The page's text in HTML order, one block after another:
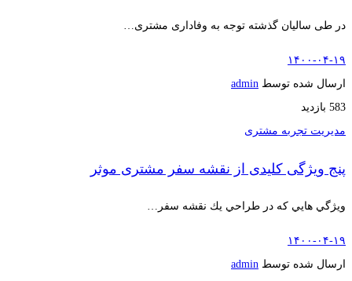
در طی سالیان گذشته توجه به وفاداری مشتری…
۱۴۰۰-۰۴-۱۹
ارسال شده توسط admin
583 بازدید
مدیریت تجربه مشتری
پنج ویژگی کلیدی از نقشه سفر مشتری موثر
ويژگي هايي كه در طراحي يك نقشه سفر…
۱۴۰۰-۰۴-۱۹
ارسال شده توسط admin